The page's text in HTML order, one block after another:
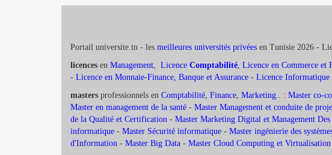
Portail universite.tn - les meilleures universités privées en Tunisie 2026 -
licences en Management, Licence Comptabilité, Licence en Commerce et
- Licence en Monnaie-Finance, Banque et Assurance - Licence Informatique
masters professionnels en Comptabilité, Finance, Marketing.. : Master co-
Master en management de la santé - Master Management et conduite de
de la Qualité et Certification - Master Marketing Digital et Management Des
informatique - Master Sécurité informatique - Master ingénierie des
d'Information - Master Big Data - Master Cloud Computing et Virtualisation